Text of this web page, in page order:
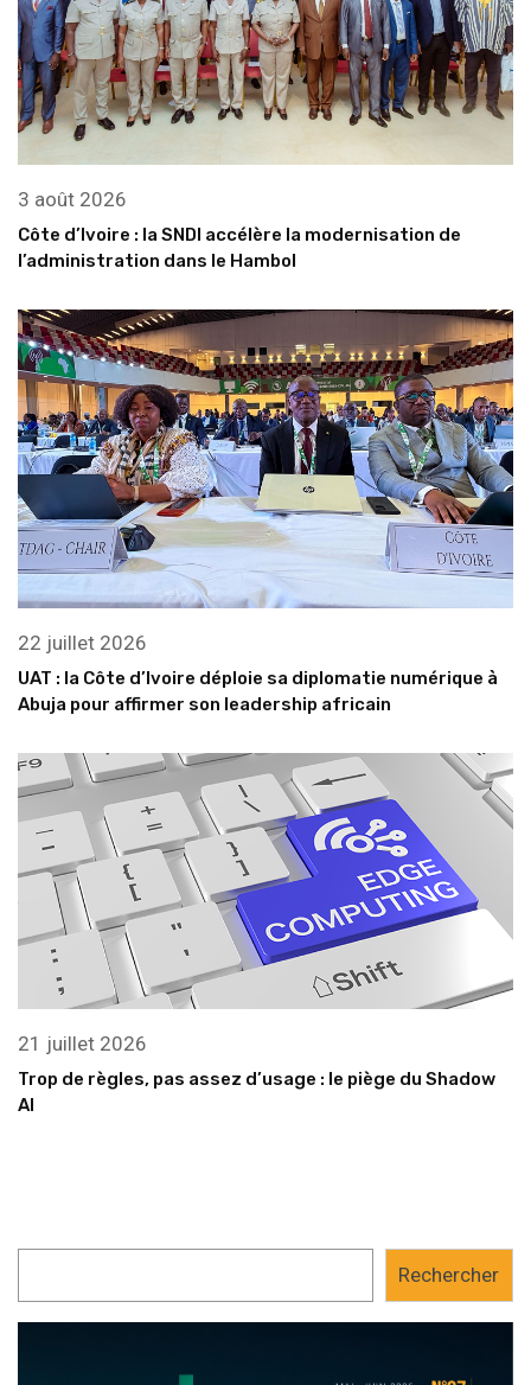
3 août 2026
Côte d’Ivoire : la SNDI accélère la modernisation de
l’administration dans le Hambol
22 juillet 2026
UAT : la Côte d’Ivoire déploie sa diplomatie numérique à
Abuja pour affirmer son leadership africain
21 juillet 2026
Trop de règles, pas assez d’usage : le piège du Shadow
AI
Rechercher